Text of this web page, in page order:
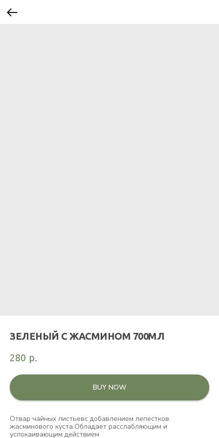
ЗЕЛЕНЫЙ С ЖАСМИНОМ 700МЛ
280 р.
BUY NOW
Отвар чайных листьевс добавлением лепестков
жасминового куста.Обладает расслабляющим и
успокаивающим действием